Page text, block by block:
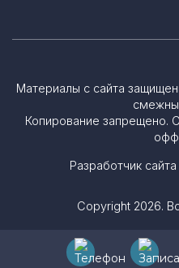
Материалы с сайта
Копирование запрещено.
Разработчик
Copyright 2026.